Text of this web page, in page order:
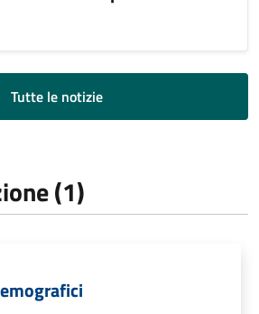
Tutte le notizie
(1)